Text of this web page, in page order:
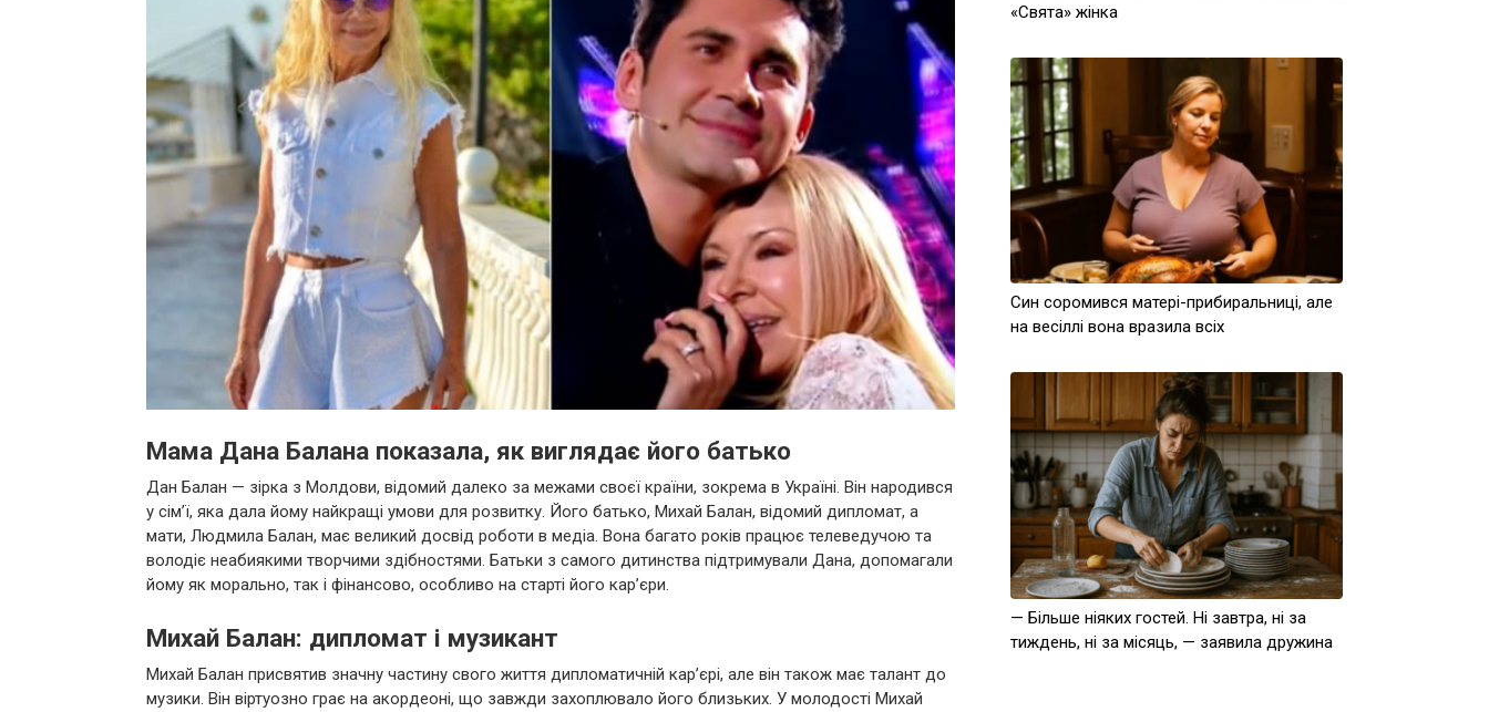
Мама Дана Балана показала, як виглядає його батько
Дан Балан — зірка з Молдови, відомий далеко за межами своєї країни, зокрема в Україні. Він народився
у сім’ї, яка дала йому найкращі умови для розвитку. Його батько, Михай Балан, відомий дипломат, а
мати, Людмила Балан, має великий досвід роботи в медіа. Вона багато років працює телеведучою та
володіє неабиякими творчими здібностями. Батьки з самого дитинства підтримували Дана, допомагали
йому як морально, так і фінансово, особливо на старті його кар’єри.
Михай Балан: дипломат і музикант
Михай Балан присвятив значну частину свого життя дипломатичній кар’єрі, але він також має талант до
музики. Він віртуозно грає на акордеоні, що завжди захоплювало його близьких. У молодості Михай
«Свята» жінка
Син соромився матері-прибиральниці, але
на весіллі вона вразила всіх
— Більше ніяких гостей. Ні завтра, ні за
тиждень, ні за місяць, — заявила дружина